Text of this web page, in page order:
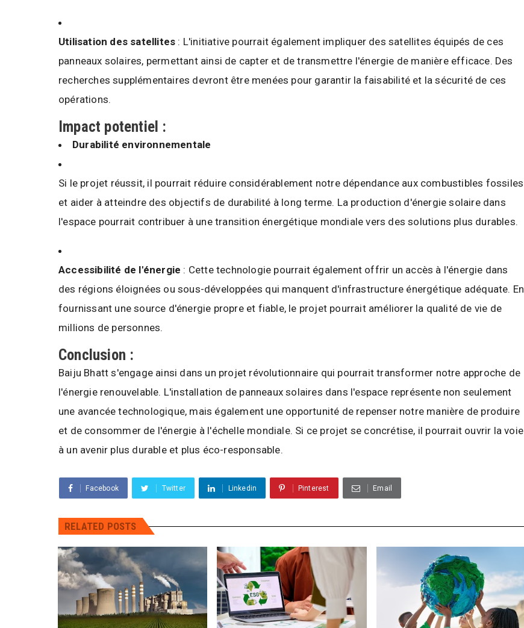
Utilisation des satellites : L'initiative pourrait également impliquer des satellites équipés de ces
panneaux solaires, permettant ainsi de capter et de transmettre l'énergie de manière efficace. Des
recherches supplémentaires devront être menées pour garantir la faisabilité et la sécurité de ces
opérations.
Impact potentiel :
Durabilité environnementale
Si le projet réussit, il pourrait réduire considérablement notre dépendance aux combustibles fossiles
et aider à atteindre des objectifs de durabilité à long terme. La production d'énergie solaire dans
l'espace pourrait contribuer à une transition énergétique mondiale vers des solutions plus durables.
Accessibilité de l'énergie : Cette technologie pourrait également offrir un accès à l'énergie dans
des régions éloignées ou sous-développées qui manquent d'infrastructure énergétique adéquate. En
fournissant une source d'énergie propre et fiable, le projet pourrait améliorer la qualité de vie de
millions de personnes.
Conclusion :
Baiju Bhatt s'engage ainsi dans un projet révolutionnaire qui pourrait transformer notre approche de
l'énergie renouvelable. L'installation de panneaux solaires dans l'espace représente non seulement
une avancée technologique, mais également une opportunité de repenser notre manière de produire
et de consommer de l'énergie à l'échelle mondiale. Si ce projet se concrétise, il pourrait ouvrir la voie
à un avenir plus durable et plus éco-responsable.
Facebook Twitter Linkedin Pinterest Email
RELATED POSTS